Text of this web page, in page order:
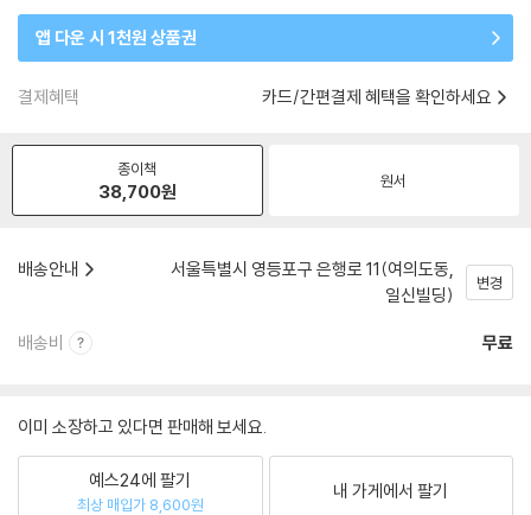
앱 다운 시 1천원 상품권
결제혜택 카드/간편결제 혜택을 확인하세요
종이책
38,700원 원서
배송안내
서울특별시 영등포구 은행로 11(여의도동,
일신빌딩)
변경
배송비 무료
이미 소장하고 있다면 판매해 보세요.
예스24에 팔기
최상 매입가 8,600원
내 가게에서 팔기